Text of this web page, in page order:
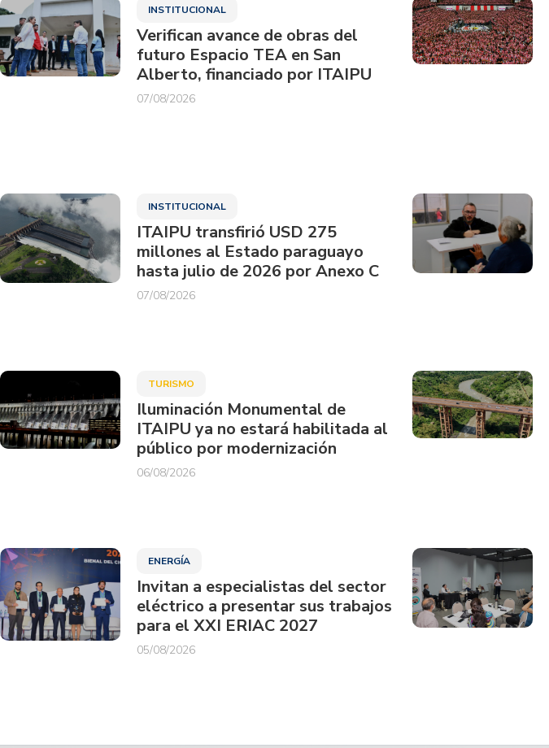
INSTITUCIONAL
Verifican avance de obras del
futuro Espacio TEA en San
Alberto, financiado por ITAIPU
07/08/2026
INSTITUCIONAL
ITAIPU transfirió USD 275
millones al Estado paraguayo
hasta julio de 2026 por Anexo C
07/08/2026
TURISMO
Iluminación Monumental de
ITAIPU ya no estará habilitada al
público por modernización
06/08/2026
ENERGÍA
Invitan a especialistas del sector
eléctrico a presentar sus trabajos
para el XXI ERIAC 2027
05/08/2026